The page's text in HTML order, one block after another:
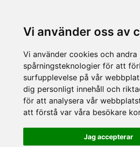
Vi använder oss av
Vi använder cookies och andra
spårningsteknologier för att
surfupplevelse på vår
dig personligt innehåll och
för att analysera vår
att förstå var våra besökare
Jag accepterar